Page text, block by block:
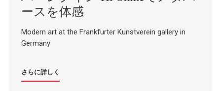
ースを体感
Modern art at the Frankfurter Kunstverein gallery in
Germany
さらに詳しく